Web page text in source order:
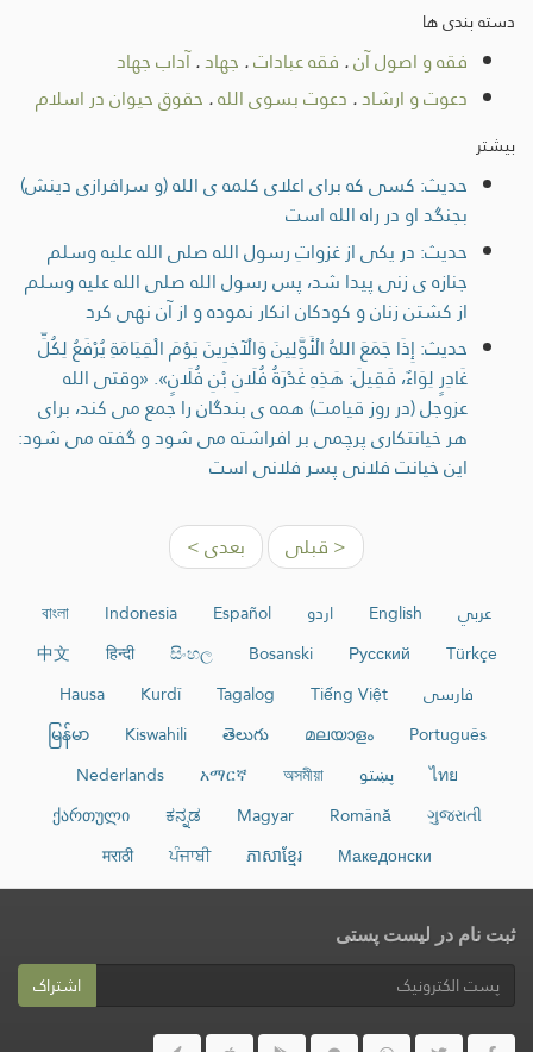
دسته بندی ها
فقه و اصول آن. فقه عبادات. جهاد.آداب جهاد
دعوت و ارشاد. دعوت بسوی الله. حقوق حیوان در اسلام
بیشتر
حديث: کسی که برای اعلای کلمه ی الله (و سرافرازی دينش)
بجنگد او در راه الله است
حديث: در يكی از غزواتِ رسول الله صلى الله عليه وسلم
جنازه ی زنی پيدا شد، پس رسول الله صلى الله عليه وسلم
از كشتن زنان و كودكان انکار نموده و از آن نهی کرد
حديث: إِذَا جَمَعَ اللهُ الْأَوَّلِينَ وَالْآخِرِينَ يَوْمَ الْقِيَامَةِ يُرْفَعُ لِكُلِّ
غَادِرٍ لِوَاءٌ، فَقِيلَ: هَذِهِ غَدْرَةُ فُلَانِ بْنِ فُلَانٍ». «وقتی الله
عزوجل (در روز قيامت) همه ی بندگان را جمع می کند، برای
هر خيانتکاری پرچمی بر افراشته می شود و گفته می شود:
اين خيانت فلانی پسر فلانی است
< قبلی بعدی >
عربي English اردو Español
Indonesia
বাংলা
Türkçe
Русский
Bosanski
සිංහල
हिन्दी
中文
فارسی
Tiếng Việt
Tagalog
Kurdî
Hausa
Português
മലയാളം
తెలుగు
Kiswahili
မြန်မာ
ไทย
پښتو অসমীয়া
አማርኛ
Nederlands
ગુજરાતી
Română
Magyar
ಕನ್ನಡ
ქართული
Македонски
ភាសាខ្មែរ
ਪੰਜਾਬੀ
मराठी
ثبت نام در لیست پستی
اشتراک